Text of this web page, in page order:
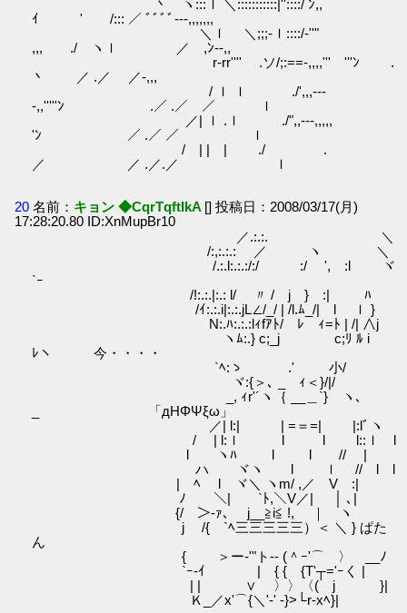
丶 ヽ:::ｌ ＼:::::::::::|''::::/ ﾝ,,
ｲ ' /::: ／ ﾞﾞﾞﾞ---,,,,,,,
＼ｌ ＼;;;-ｌ::::/-''"
,,, ./ ヽｌ ／ ,ﾝ--,,
r-rr'''' .ソ/;:==-,,,,''' '''ﾝ .
丶 ／ .／ ／-,,,
/ ｌ ｌ ./',,,---
-,,'''''ﾝ .／ .／ ／ ｌ
／| ｌ .ｌ ./",,---,,,,,
'ﾝ ／ .／ ／ ｌ
/ | | | ./ .
／ ／ .／.／ ｌ
20 名前： キョン ◆CqrTqftIkA [] 投稿日：2008/03/17(月)
17:28:20.80 ID:XnMupBr10
／.:.:. ＼
/:,:.:.: ／ ヽ ＼
/.:.l:.:.:/:/ :/ ', :l ヾ
`ｰ
/!:.:.|:.: l/ 〃 / j } :| ﾊ
/ｲ:.:.i|:.:.jL∠/_/ | /l.ﾑ_/| l ｌ }
N:.ﾊ:.:.:lｨfｱﾄ/ ﾚ ｨ=ﾄ | /| ∧j
ヽﾑ:.} c;_j c;ﾘ ﾙ i
ﾚヽ 今・・・・
`ﾍ:ゝ .' 小/
ヾ:{＞､ _ ｨ＜}/|/
_, ｨr'´ヽ｛ __＿`} ヽ､
_ 「дΗΦΨξω」
／| l:| | =＝=| |:lﾞヽ
/ | l:ｌ l l l::ｌ l
l ヽﾊ l l // |
ハ ヾヽ l ｌ // l l
| ﾍ l ヾ＼ ヽm/ ,／ V :|
ﾉ ＼| `ﾄ,＼V／| │ ､|
{/￣＞‐ｧ､ j__≧i≦ !, ｜ ヽ
j /{ `ﾍ三三三三三）＜ ＼ } ぱた
ん
{ ＞ー‐'"ト-- (＾ｰ'⌒ 〉 __ﾉ
`ｰ‐ｲ | { { {T'┬='ｰく |
| | ∨ 〉〉〈( j }|
Ｋ_／x'⌒{＼'-' ‐}>└r‐xﾍ}|